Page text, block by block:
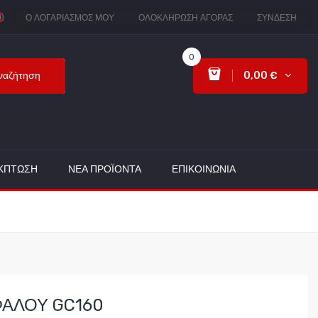
Ο ΛΟΓΑΡΙΑΣΜΌΣ ΜΟΥ ΟΛΟΚΛΉΡΩΣΗ ΑΓΟΡΆΣ ΣΎΝΔΕΣΗ
)
0
0,00 €
ΝΈΑ ΠΡΟΪΌΝΤΑ ΕΠΙΚΟΙΝΩΝΊΑ
GC160